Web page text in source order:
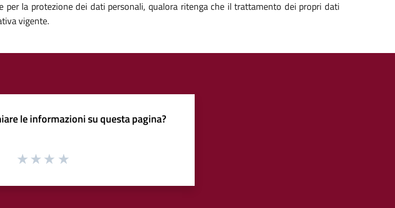
la protezione dei dati personali, qualora ritenga che il trattamento dei propri dati
vigente.
le informazioni su questa pagina?